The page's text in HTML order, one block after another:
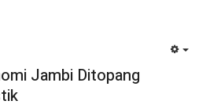
Jambi Ditopang